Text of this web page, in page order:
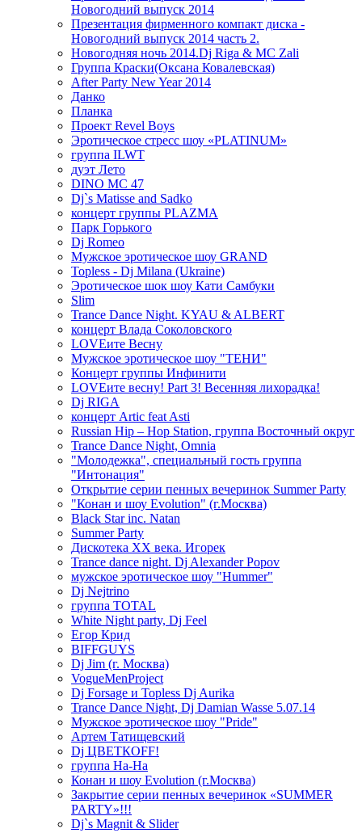
Новогодний выпуск 2014
Презентация фирменного компакт диска -
Новогодний выпуск 2014 часть 2.
Новогодняя ночь 2014.Dj Riga & MC Zali
Группа Краски(Оксана Ковалевская)
After Party New Year 2014
Данко
Планка
Проект Revel Boys
Эротическое стресс шоу «PLATINUM»
группа ILWT
дуэт Лето
DINO MC 47
Dj`s Matisse and Sadko
концерт группы PLAZMA
Парк Горького
Dj Romeo
Мужское эротическое шоу GRAND
Topless - Dj Milana (Ukraine)
Эротическое шок шоу Кати Самбуки
Slim
Trance Dance Night. KYAU & ALBERT
концерт Влада Соколовского
LOVEите Весну
Мужское эротическое шоу "ТЕНИ"
Концерт группы Инфинити
LOVEите весну! Part 3! Весенняя лихорадка!
Dj RIGA
концерт Artic feat Asti
Russian Hip – Hop Station, группа Восточный округ
Trance Dance Night, Omnia
"Молодежка", специальный гость группа
"Интонация"
Открытие серии пенных вечеринок Summer Party
"Конан и шоу Evolution" (г.Москва)
Black Star inc. Natan
Summer Party
Дискотека ХХ века. Игорек
Trance dance night. Dj Alexander Popov
мужское эротическое шоу "Hummer"
Dj Nejtrino
группа TOTAL
White Night party, Dj Feel
Егор Крид
BIFFGUYS
Dj Jim (г. Москва)
VogueMenProject
Dj Forsage и Topless Dj Aurika
Trance Dance Night, Dj Damian Wasse 5.07.14
Мужское эротическое шоу "Pride"
Артем Татищевский
Dj ЦВЕТКOFF!
группа На-На
Конан и шоу Evolution (г.Москва)
Закрытие серии пенных вечеринок «SUMMER
PARTY»!!!
Dj`s Magnit & Slider